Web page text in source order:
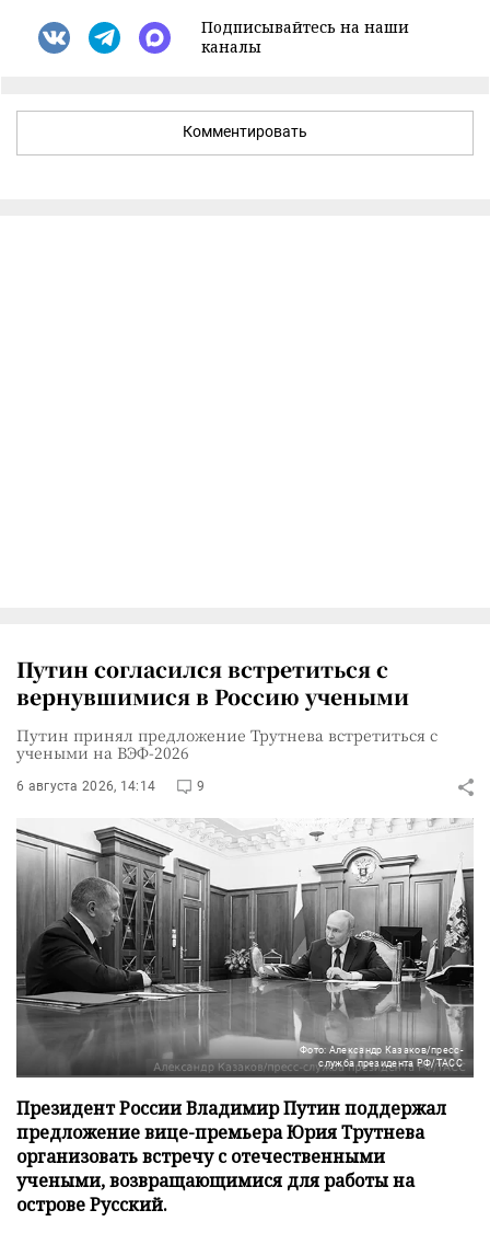
Подписывайтесь на наши
каналы
Комментировать
Путин согласился встретиться с
вернувшимися в Россию учеными
Путин принял предложение Трутнева встретиться с
учеными на ВЭФ-2026
6 августа 2026, 14:14 9
Фото: Александр Казаков/пресс-
служба президента РФ/ТАСС
Президент России Владимир Путин поддержал
предложение вице-премьера Юрия Трутнева
организовать встречу с отечественными
учеными, возвращающимися для работы на
острове Русский.